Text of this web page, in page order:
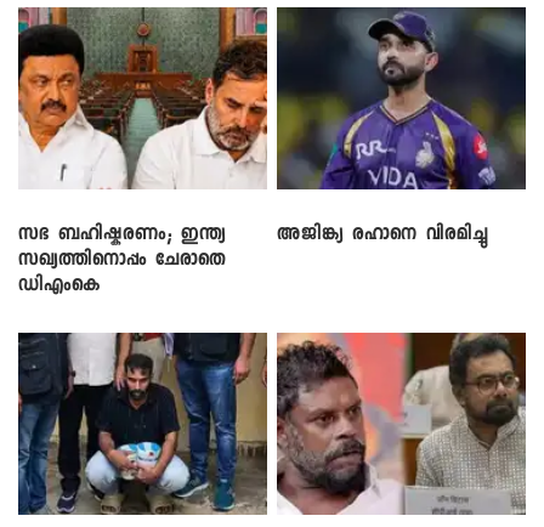
സഭ ബഹിഷ്കരണം; ഇന്ത്യ
സഖ്യത്തിനൊപ്പം ചേരാതെ
ഡിഎംകെ
അജിങ്ക്യ രഹാനെ വിരമിച്ചു